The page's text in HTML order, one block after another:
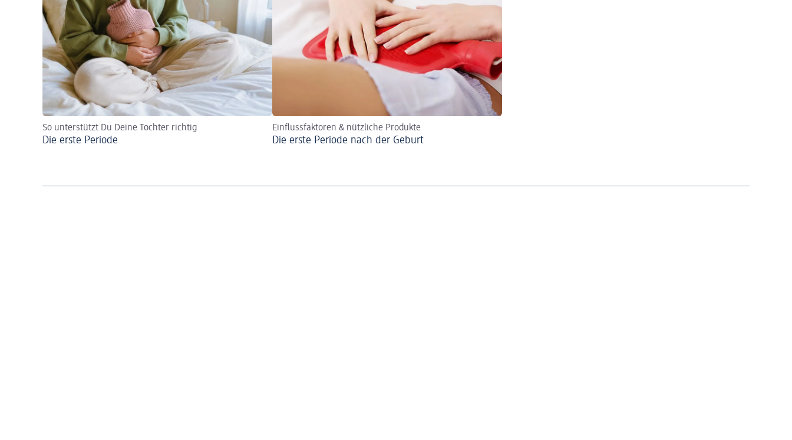
So unterstützt Du Deine Tochter richtig
Die erste Periode
Einflussfaktoren & nützliche Produkte
Die erste Periode nach der Geburt